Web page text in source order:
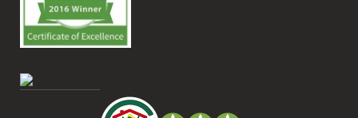
Antoine sans hésitation.**La seule petite
contrainte du week-end concerne la
gestion des déchets, puisqu’il n’y a pas
de tri directement sur le domaine et qu’il
faut se rendre au village. Cela ne nous a